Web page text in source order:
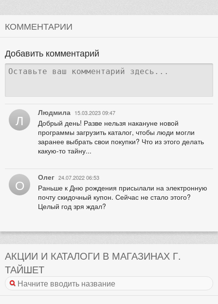
КОММЕНТАРИИ
Добавить комментарий
Л Людмила 15.03.2023 09:47
Добрый день! Разве нельзя накануне новой
программы загрузить каталог, чтобы люди могли
заранее выбрать свои покупки? Что из этого делать
какую-то тайну...
О Олег 24.07.2022 06:53
Раньше к Дню рождения присылали на электронную
почту скидочный купон. Сейчас не стало этого?
Целый год зря ждал?
АКЦИИ И КАТАЛОГИ В МАГАЗИНАХ Г.
ТАЙШЕТ